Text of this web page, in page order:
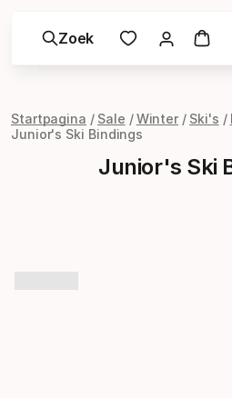
Zoek
Startpagina Sale Winter Ski's
Junior's Ski Bindings
Junior's Ski